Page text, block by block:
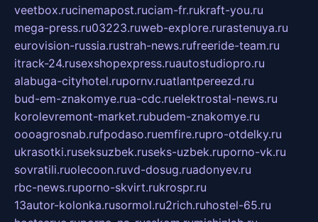
veetbox.rucinemapost.ruciam-fr.rukraft-you.ru
mega-press.ru03223.ruweb-explore.rurastenuya.ru
eurovision-russia.rustrah-news.rufreeride-team.ru
itrack-24.rusexshopexpress.ruautostudiopro.ru
alabuga-cityhotel.rupornv.ruatlantpereezd.ru
bud-em-znakomye.rua-cdc.ruelektrostal-news.ru
korolevremont-market.rubudem-znakomye.ru
oooagrosnab.rufpodaso.ruemfire.rupro-otdelky.ru
ukrasotki.ruseksuzbek.ruseks-uzbek.ruporno-vk.ru
sovratili.ruolecoon.ruvd-dosug.ruadonyev.ru
rbc-news.ruporno-skvirt.rukrospr.ru
13autor-kolonka.rusormol.ru2rich.ruhostel-65.ru